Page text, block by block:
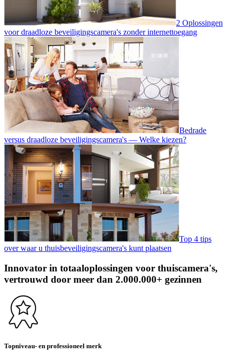
2 Oplossingen
voor draadloze beveiligingscamera's zonder internettoegang
Bedrade
versus draadloze beveiligingscamera's — Welke kiezen?
Top 4 tips
over waar u thuisbeveiligingscamera's kunt plaatsen
Innovator in totaaloplossingen voor thuiscamera's,
vertrouwd door meer dan 2.000.000+ gezinnen
Topniveau- en professioneel merk